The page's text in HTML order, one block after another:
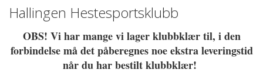
Hallingen Hestesportsklubb
OBS! Vi har mange vi lager klubbklær til, i den
forbindelse må det påberegnes noe ekstra leveringstid
når du har bestilt klubbklær!